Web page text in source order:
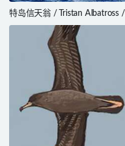
特岛信天翁 / Tristan Albatross /
Diomedea dabbenena